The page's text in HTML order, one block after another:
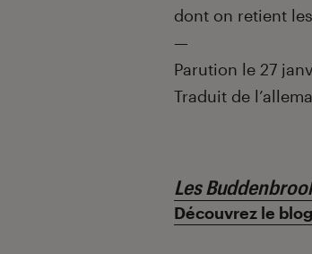
dont on retient
—
Parution le 27
Traduit de
Les
Découvrez le